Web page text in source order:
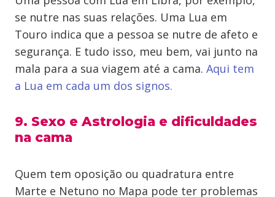
se nutre nas suas relações. Uma Lua em
Touro indica que a pessoa se nutre de afeto e
segurança. E tudo isso, meu bem, vai junto na
mala para a sua viagem até a cama. Aqui tem
a Lua em cada um dos signos.
9. Sexo e Astrologia e dificuldades
na cama
Quem tem oposição ou quadratura entre
Marte e Netuno no Mapa pode ter problemas